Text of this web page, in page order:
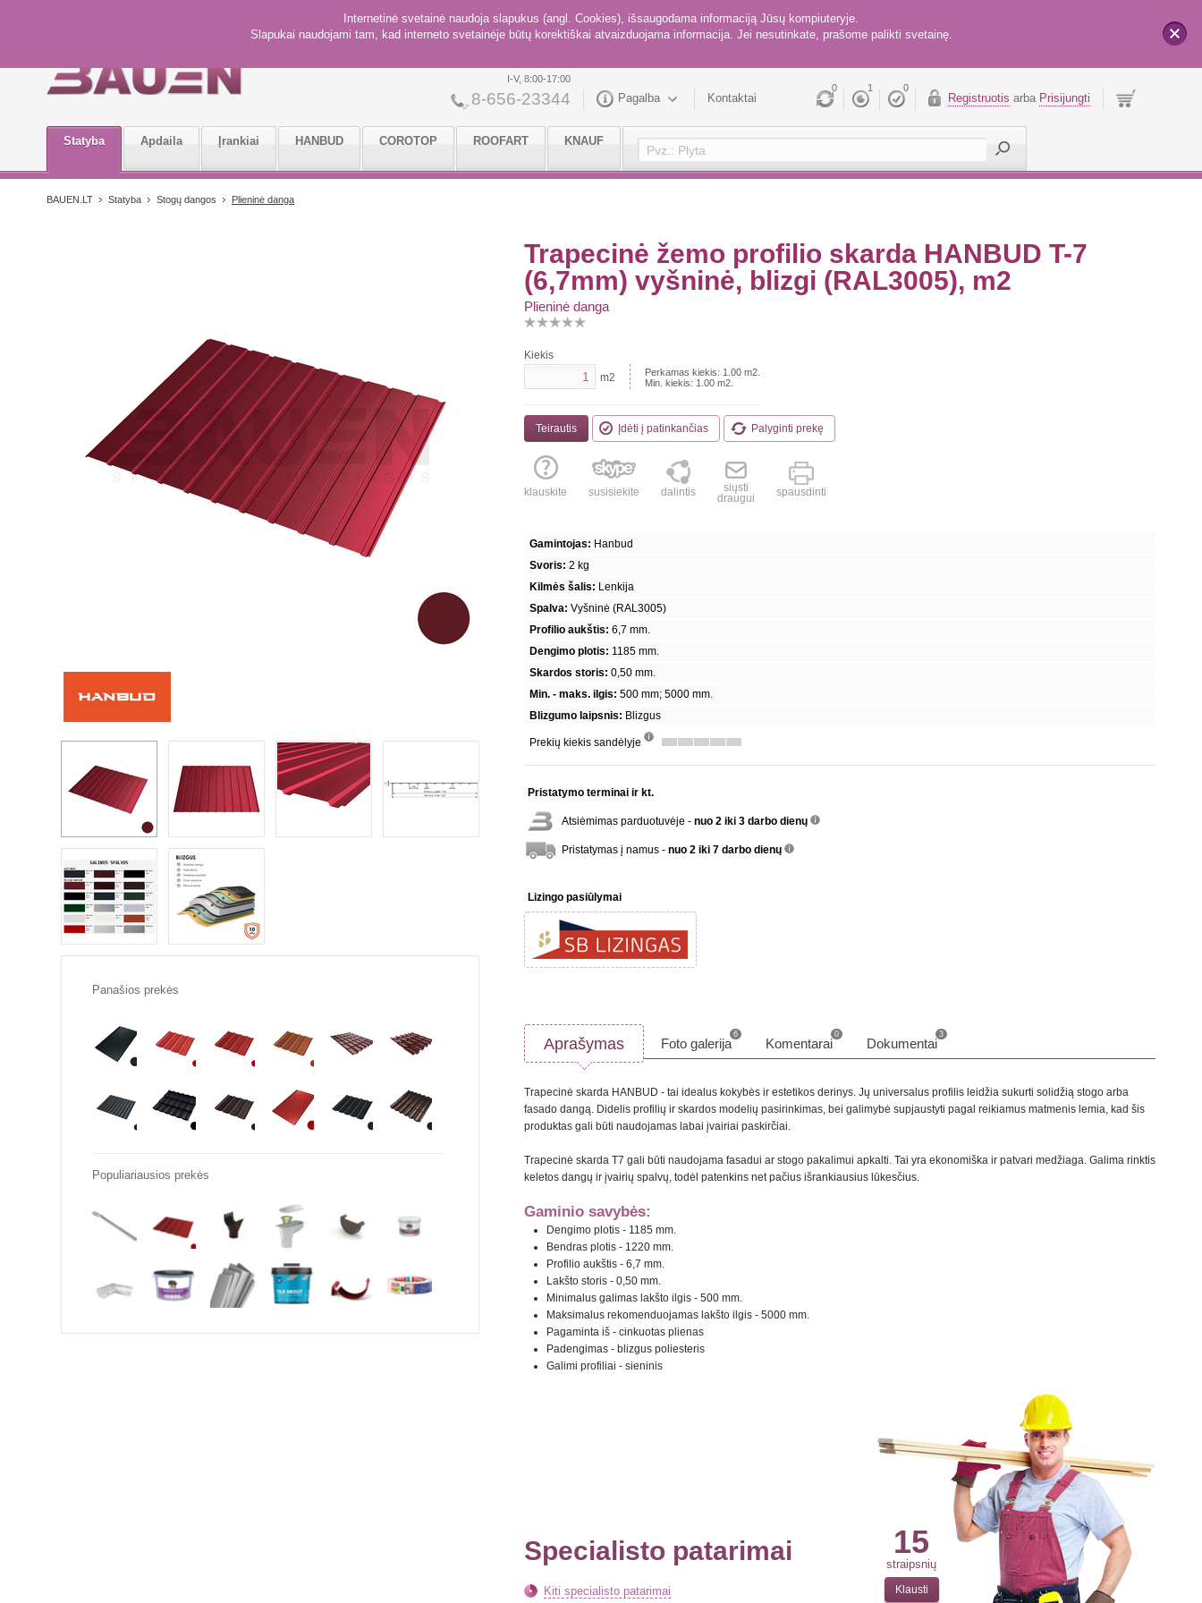
Internetinė svetainė naudoja slapukus (angl. Cookies), išsaugodama informaciją Jūsų kompiuteryje.
Slapukai naudojami tam, kad interneto svetainėje būtų korektiškai atvaizduojama informacija. Jei nesutinkate, prašome palikti svetainę.
0 1 0
Registruotis arba Prisijungti
I-V, 8:00-17:00
8-656-23344 Pagalba Kontaktai
Statyba Apdaila Įrankiai HANBUD COROTOP ROOFART KNAUF
BAUEN.LT Statyba Stogų dangos Plieninė danga
Trapecinė žemo profilio skarda HANBUD T-7
(6,7mm) vyšninė, blizgi (RAL3005), m2
Plieninė danga
Kiekis
m2
Perkamas kiekis: 1.00 m2.
Min. kiekis: 1.00 m2.
Teirautis Įdėti į patinkančias Palyginti prekę
klauskite susisiekite dalintis
siųsti
draugui
spausdinti
Gamintojas: Hanbud
Svoris: 2 kg
Kilmės šalis: Lenkija
Spalva: Vyšninė (RAL3005)
Profilio aukštis: 6,7 mm.
Dengimo plotis: 1185 mm.
Skardos storis: 0,50 mm.
Min. - maks. ilgis: 500 mm; 5000 mm.
Blizgumo laipsnis: Blizgus
Prekių kiekis sandėlyje
Pristatymo terminai ir kt.
Atsiėmimas parduotuvėje - nuo 2 iki 3 darbo dienų
Pristatymas į namus - nuo 2 iki 7 darbo dienų
Lizingo pasiūlymai
Aprašymas Foto galerija
6
Komentarai
0
Dokumentai
3
Trapecinė skarda HANBUD - tai idealus kokybės ir estetikos derinys. Jų universalus profilis leidžia sukurti solidžią stogo arba
fasado dangą. Didelis profilių ir skardos modelių pasirinkimas, bei galimybė supjaustyti pagal reikiamus matmenis lemia, kad šis
produktas gali būti naudojamas labai įvairiai paskirčiai.
Trapecinė skarda T7 gali būti naudojama fasadui ar stogo pakalimui apkalti. Tai yra ekonomiška ir patvari medžiaga. Galima rinktis
keletos dangų ir įvairių spalvų, todėl patenkins net pačius išrankiausius lūkesčius.
Gaminio savybės:
Dengimo plotis - 1185 mm.
Bendras plotis - 1220 mm.
Profilio aukštis - 6,7 mm.
Lakšto storis - 0,50 mm.
Minimalus galimas lakšto ilgis - 500 mm.
Maksimalus rekomenduojamas lakšto ilgis - 5000 mm.
Pagaminta iš - cinkuotas plienas
Padengimas - blizgus poliesteris
Galimi profiliai - sieninis
Specialisto patarimai
Kiti specialisto patarimai
15
straipsnių
Klausti
Panašios prekės
Populiariausios prekės